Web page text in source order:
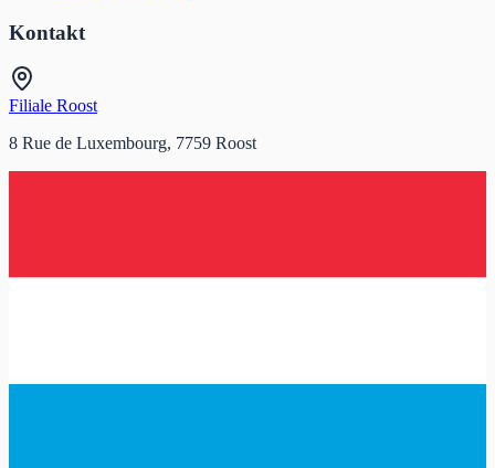
Kontakt
Filiale Roost
8 Rue de Luxembourg, 7759 Roost